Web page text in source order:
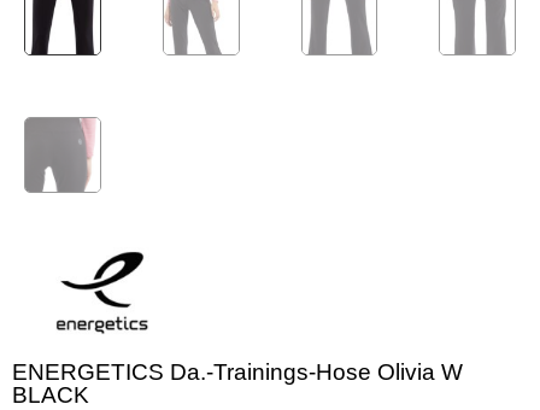
ENERGETICS Da.-Trainings-Hose Olivia W
BLACK